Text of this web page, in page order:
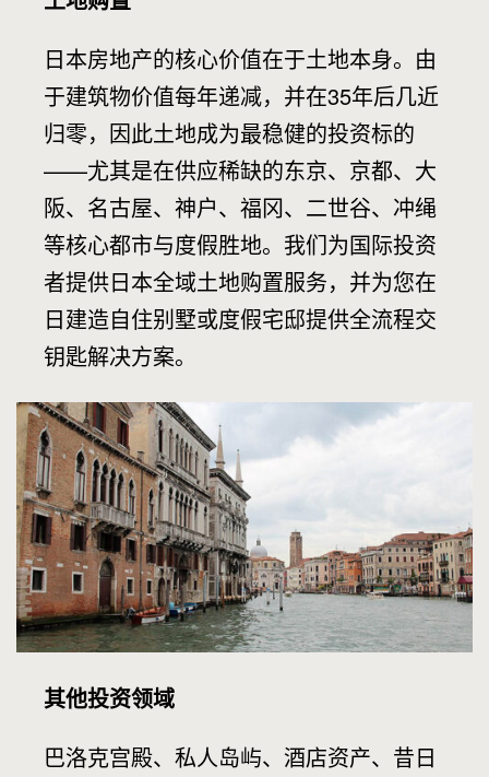
日本房地产的核心价值在于土地本身。由
于建筑物价值每年递减，并在35年后几近
归零，因此土地成为最稳健的投资标的
——尤其是在供应稀缺的东京、京都、大
阪、名古屋、神户、福冈、二世谷、冲绳
等核心都市与度假胜地。我们为国际投资
者提供日本全域土地购置服务，并为您在
日建造自住别墅或度假宅邸提供全流程交
钥匙解决方案。
其他投资领域
巴洛克宫殿、私人岛屿、酒店资产、昔日